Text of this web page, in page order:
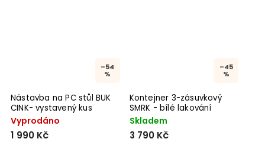
–54
%
Nástavba na PC stůl BUK
CINK- vystavený kus
Vyprodáno
1 990 Kč
–45
%
Kontejner 3-zásuvkový
SMRK - bílé lakování
Skladem
3 790 Kč